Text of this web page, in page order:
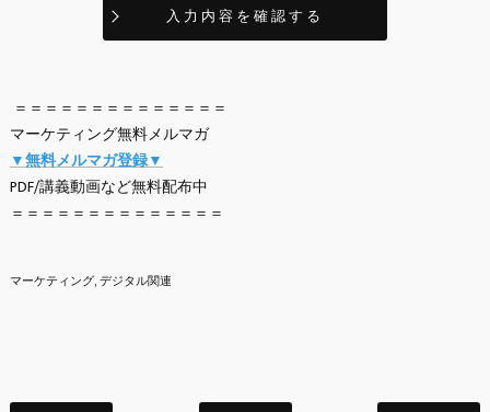
＝＝＝＝＝＝＝＝＝＝＝＝＝＝
マーケティング無料メルマガ
▼無料メルマガ登録▼
PDF/講義動画など無料配布中
＝＝＝＝＝＝＝＝＝＝＝＝＝＝
マーケティング デジタル関連